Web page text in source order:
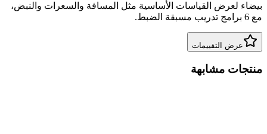
بيضاء لعرض القياسات الأساسية مثل المسافة والسعرات والنبض،
مع 6 برامج تدريب مسبقة الضبط.
عرض التقييمات
منتجات مشابهة